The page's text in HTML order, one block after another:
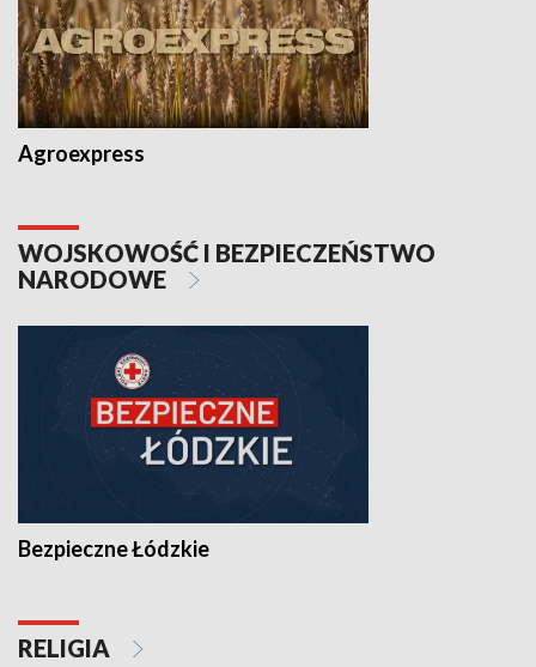
Agroexpress
WOJSKOWOŚĆ I BEZPIECZEŃSTWO
NARODOWE
Bezpieczne Łódzkie
RELIGIA